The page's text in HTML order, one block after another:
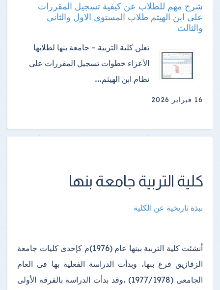
شرح مهم للطلاب عن كيفية تسجيل المقررات
على ابن الهيثم طلاب المستوى الاول والثانى
والثالث
تعلن كلية التربية – جامعة بنها لطلابها
الأعزاء خطوات تسجيل المقررات على
نظام ابن الهيثم،…
16 فبراير 2026
كلية التربية جامعة بنها
نبذة تاريخية عن الكلية
أنشئت كلية التربية ببنها عام (1976)م كإحدى كليات جامعة
الزقازيق فرع بنها، وبدأت الدراسة الفعلية بها فى العام
الجامعى (1977/1978) ،وقد بدأت الدراسة بالفرقة الأولى